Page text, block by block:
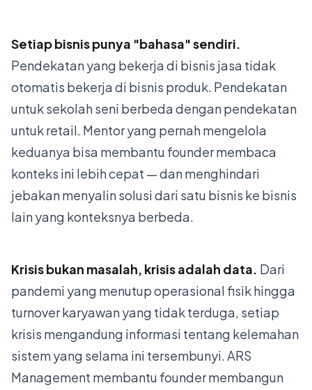
Setiap bisnis punya "bahasa" sendiri.
Pendekatan yang bekerja di bisnis jasa tidak
otomatis bekerja di bisnis produk. Pendekatan
untuk sekolah seni berbeda dengan pendekatan
untuk retail. Mentor yang pernah mengelola
keduanya bisa membantu founder membaca
konteks ini lebih cepat — dan menghindari
jebakan menyalin solusi dari satu bisnis ke bisnis
lain yang konteksnya berbeda.
Krisis bukan masalah, krisis adalah data. Dari
pandemi yang menutup operasional fisik hingga
turnover karyawan yang tidak terduga, setiap
krisis mengandung informasi tentang kelemahan
sistem yang selama ini tersembunyi. ARS
Management membantu founder membangun